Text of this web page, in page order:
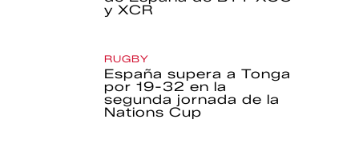
y XCR
RUGBY
España supera a Tonga
por 19-32 en la
segunda jornada de la
Nations Cup